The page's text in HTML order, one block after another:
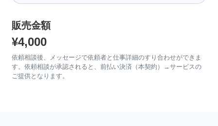
販売金額
¥4,000
依頼相談後、メッセージで依頼者と仕事詳細のすり合わせができま
す。依頼相談が承認されると、前払い決済（本契約）→サービスの
ご提供となります。